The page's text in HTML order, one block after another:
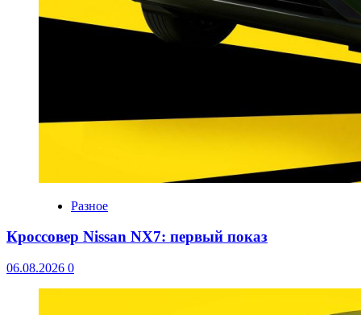
Разное
Кроссовер Nissan NX7: первый показ
06.08.2026 0